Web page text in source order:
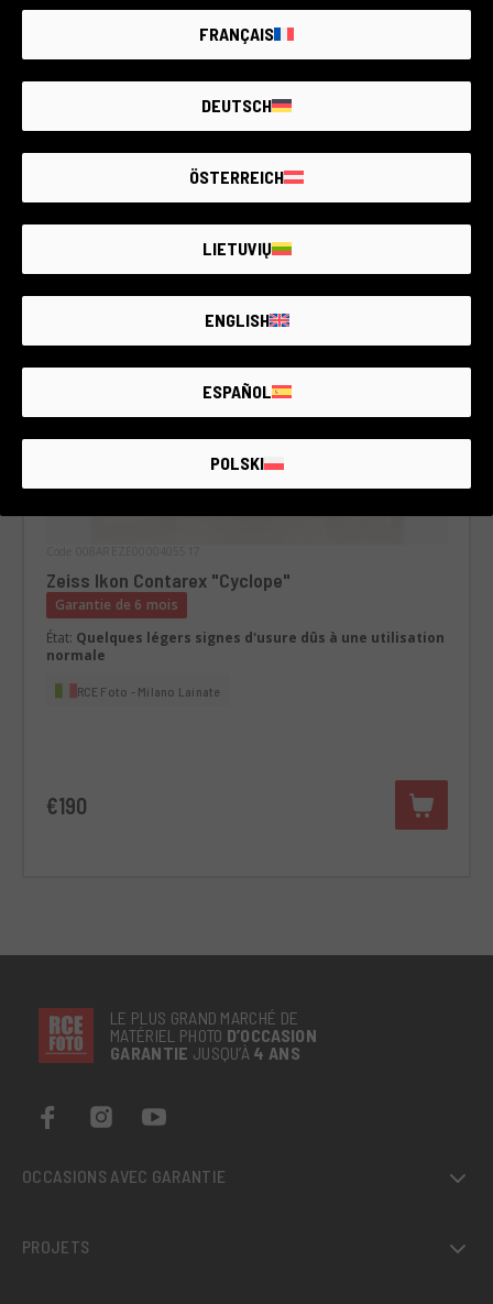
RCE Foto - Milano Lainate
€690
Zeiss Ikon Contarex "Cyclope"
Garantie de 6 mois
État: Quelques légers signes d'usure dûs à une utilisation
normale
RCE Foto - Milano Lainate
€190
LE PLUS GRAND MARCHÉ DE
MATÉRIEL PHOTO D’OCCASION
GARANTIE JUSQU’À 4 ANS
OCCASIONS AVEC GARANTIE
PROJETS
FRANÇAIS
DEUTSCH
ÖSTERREICH
LIETUVIŲ
ENGLISH
ESPAÑOL
POLSKI